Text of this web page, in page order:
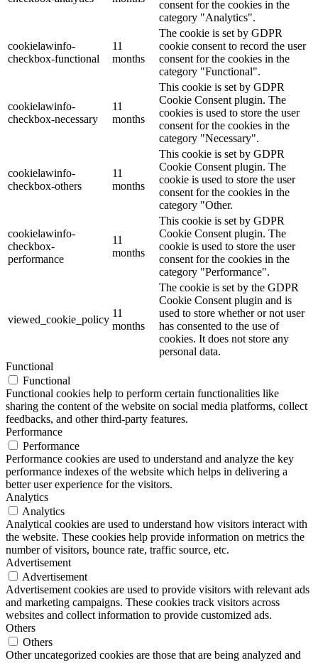
consent for the cookies in the
category "Analytics".
cookielawinfo-
checkbox-functional
11
months
The cookie is set by GDPR
cookie consent to record the user
consent for the cookies in the
category "Functional".
cookielawinfo-
checkbox-necessary
11
months
This cookie is set by GDPR
Cookie Consent plugin. The
cookies is used to store the user
consent for the cookies in the
category "Necessary".
cookielawinfo-
checkbox-others
11
months
This cookie is set by GDPR
Cookie Consent plugin. The
cookie is used to store the user
consent for the cookies in the
category "Other.
cookielawinfo-
checkbox-
performance
11
months
This cookie is set by GDPR
Cookie Consent plugin. The
cookie is used to store the user
consent for the cookies in the
category "Performance".
viewed_cookie_policy
11
months
The cookie is set by the GDPR
Cookie Consent plugin and is
used to store whether or not user
has consented to the use of
cookies. It does not store any
personal data.
Functional
Functional
Functional cookies help to perform certain functionalities like
sharing the content of the website on social media platforms, collect
feedbacks, and other third-party features.
Performance
Performance
Performance cookies are used to understand and analyze the key
performance indexes of the website which helps in delivering a
better user experience for the visitors.
Analytics
Analytics
Analytical cookies are used to understand how visitors interact with
the website. These cookies help provide information on metrics the
number of visitors, bounce rate, traffic source, etc.
Advertisement
Advertisement
Advertisement cookies are used to provide visitors with relevant ads
and marketing campaigns. These cookies track visitors across
websites and collect information to provide customized ads.
Others
Others
Other uncategorized cookies are those that are being analyzed and